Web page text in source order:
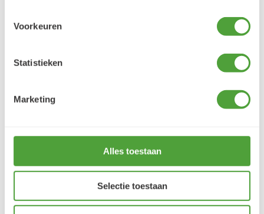
Voorkeuren
Statistieken
Marketing
Alles toestaan
Selectie toestaan
Je cherche un magasin pour mes peintureet
j'ai trouvé très contente du résultat
Varianten